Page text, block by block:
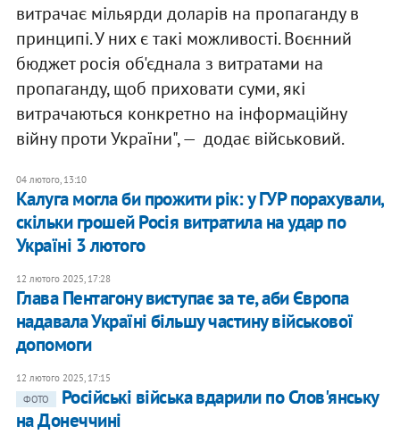
витрачає мільярди доларів на пропаганду в
принципі. У них є такі можливості. Воєнний
бюджет росія об'єднала з витратами на
пропаганду, щоб приховати суми, які
витрачаються конкретно на інформаційну
війну проти України", — додає військовий.
04 лютого, 13:10
Калуга могла би прожити рік: у ГУР порахували,
скільки грошей Росія витратила на удар по
Україні 3 лютого
12 лютого 2025, 17:28
Глава Пентагону виступає за те, аби Європа
надавала Україні більшу частину військової
допомоги
12 лютого 2025, 17:15
ФОТО
Російські війська вдарили по Слов'янську
на Донеччині